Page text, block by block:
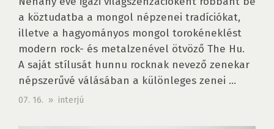
a köztudatba a mongol népzenei tradíciókat,
illetve a hagyományos mongol torokéneklést
modern rock- és metalzenével ötvöző The Hu.
A saját stílusát hunnu rocknak nevező zenekar
népszerűvé válásában a különleges zenei ...
07. 16. » interjú